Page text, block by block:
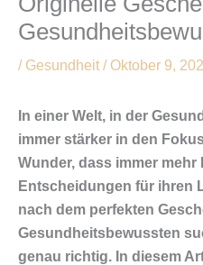
/ Gesundheit / Oktober 9,
In einer Welt, in der
immer stärker in den
Wunder, dass immer
Entscheidungen für ihren
nach dem perfekten
Gesundheitsbewussten
genau richtig. In diesem